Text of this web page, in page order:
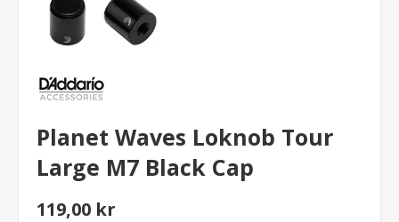
Planet Waves Loknob Tour
Large M7 Black Cap
119,00 kr